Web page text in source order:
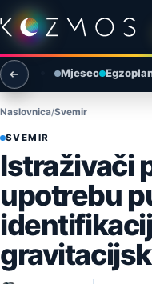
Preskoči na sadržaj
Otvori izbornik
Otvori pretragu
Mjesec
Naslovnica Svemir
SVEMIR
Istraživači
upotrebu